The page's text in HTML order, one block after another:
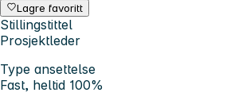
Lagre favoritt
Stillingstittel
Prosjektleder
Type ansettelse
Fast, heltid 100%